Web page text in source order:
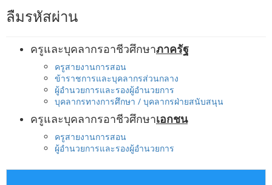
ลืมรหัสผ่าน
ครูและบุคลากรอาชีวศึกษาภาครัฐ
ครูสายงานการสอน
ข้าราชการและบุคลากรส่วนกลาง
ผู้อำนวยการและรองผู้อำนวยการ
บุคลากรทางการศึกษา / บุคลากรฝ่ายสนับสนุน
ครูและบุคลากรอาชีวศึกษาเอกชน
ครูสายงานการสอน
ผู้อำนวยการและรองผู้อำนวยการ